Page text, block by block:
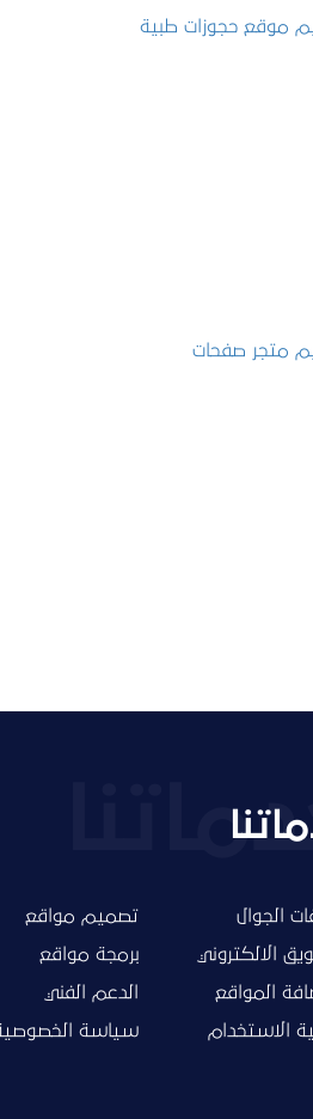
الجوال تصميم مواقع
الالكتروني برمجة مواقع
المواقع الدعم الفني
الاستخدام سياسة